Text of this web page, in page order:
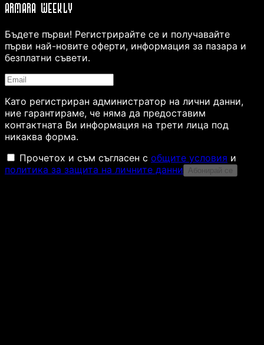
ARMARA WEEKLY
Бъдете първи! Регистрирайте се и получавайте
първи най-новите оферти, информация за пазара и
безплатни съвети.
Като регистриран администратор на лични данни,
ние гарантираме, че няма да предоставим
контактната Ви информация на трети лица под
никаква форма.
Прочетох и съм съгласен с общите условия и
политика за защита на личните данни
Абонирай се